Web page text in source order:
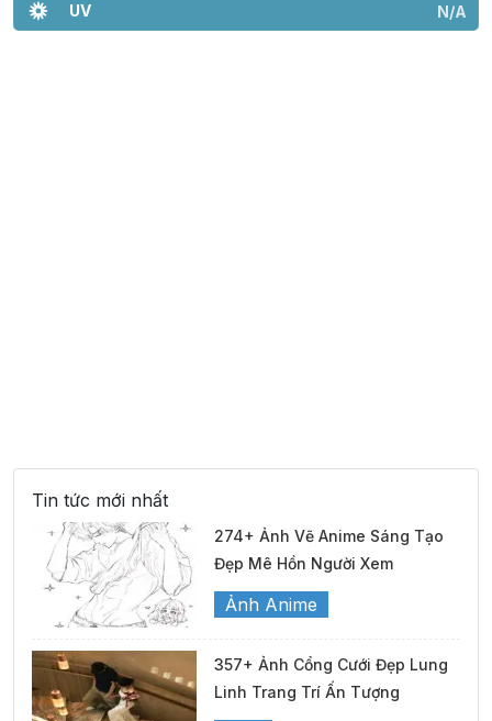
UV N/A
Tin tức mới nhất
274+ Ảnh Vẽ Anime Sáng Tạo
Đẹp Mê Hồn Người Xem
Ảnh Anime
357+ Ảnh Cổng Cưới Đẹp Lung
Linh Trang Trí Ấn Tượng